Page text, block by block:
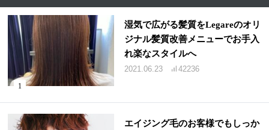
湿気で広がる髪質をLegareのオリ
ジナル髪質改善メニューでお手入
れ楽なスタイルへ
2021.06.23 42236
エイジング毛のお客様でもしっか